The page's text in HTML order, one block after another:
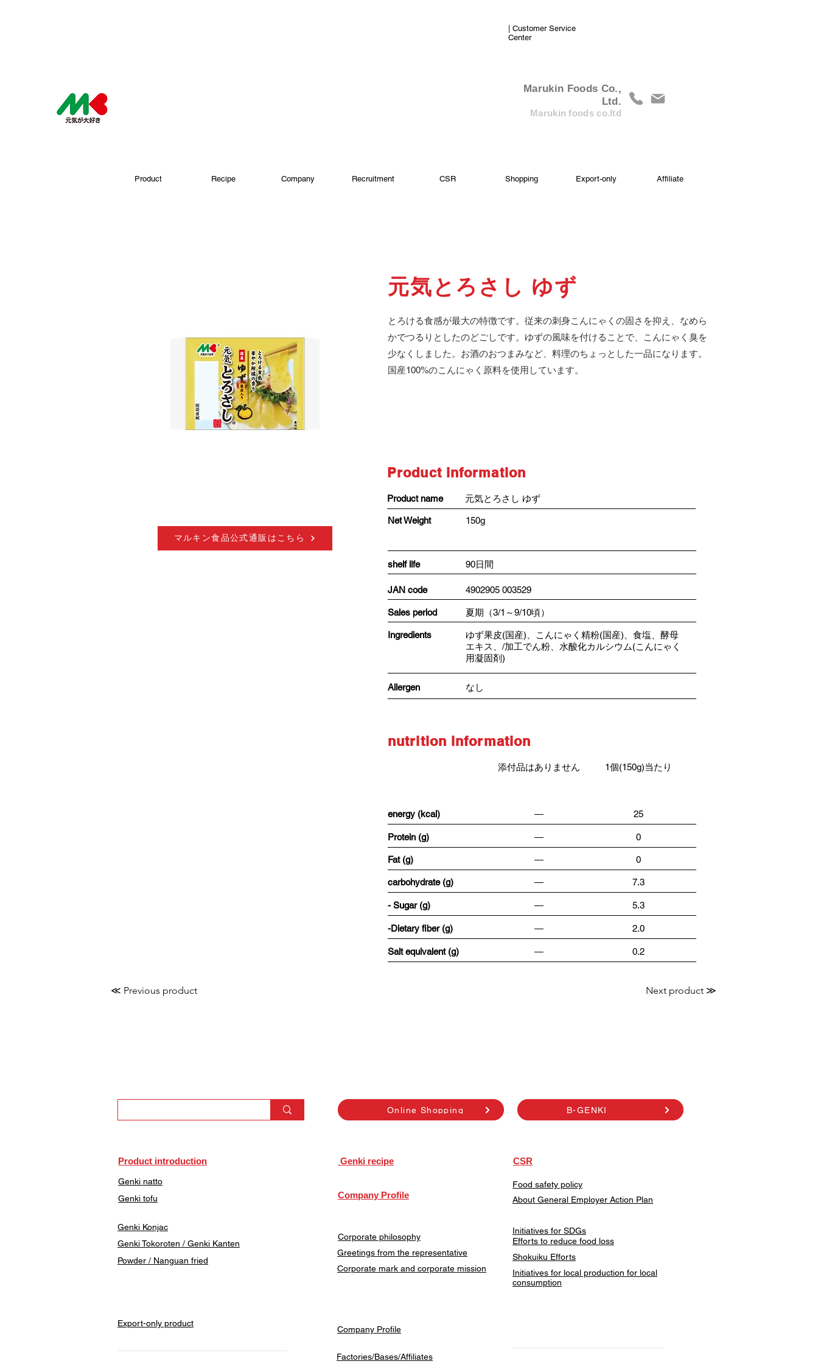
| Customer Service
Center
​Marukin Foods Co.,
Ltd.
Marukin foods co.ltd
Product Recipe Company Recruitment CSR Shopping Export-only Affiliate
マルキン食品公式通販はこちら
元気とろさし ゆず
とろける食感が最大の特徴です。従来の刺身こんにゃくの固さを抑え、なめら
かでつるりとしたのどごしです。ゆずの風味を付けることで、こんにゃく臭を
少なくしました。お酒のおつまみなど、料理のちょっとした一品になります。
国産100%のこんにゃく原料を使用しています。
​Product information
​Product name 元気とろさし ゆず
Net Weight 150g
shelf life 90日間
JAN code 4902905 003529
​Sales period 夏期（3/1～9/10頃）
Ingredients
ゆず果皮(国産)、こんにゃく精粉(国産)、食塩、酵母
エキス、/加工でん粉、水酸化カルシウム(こんにゃく
用凝固剤)
Allergen なし
nutrition information
添付品はありません 1個(150g)当たり
energy (kcal) ― 25
Protein (g) ― 0
Fat (g) ― 0
carbohydrate (g) ― 7.3
- Sugar (g) ― 5.3
-Dietary fiber (g) ― 2.0
Salt equivalent (g) ― 0.2
≪ Previous product Next product ≫
Online Shopping B-GENKI
Product introduction
Genki natto
Genki tofu
​ Genki recipe CSR
Company Profile
Food safety policy
About General Employer Action Plan
Genki Konjac
Genki Tokoroten / Genki Kanten
​Powder / Nanguan fried
Corporate philosophy
Greetings from the representative
Corporate mark and corporate mission
Initiatives for SDGs
Efforts to reduce food loss
Shokuiku Efforts
Initiatives for local production for local
consumption
Export-only product
Company Profile
Factories/Bases/Affiliates